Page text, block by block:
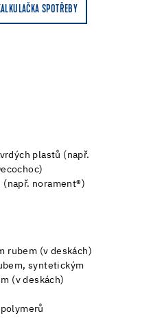
SPOTŘEBY
plastů (např.
(např. norament®)
rubem (v deskách)
syntetickým
(v deskách)